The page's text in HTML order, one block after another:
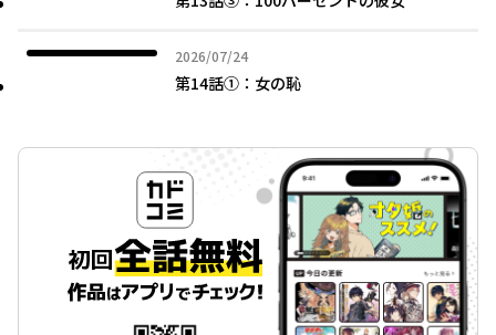
2026/07/24
2026年07月24日
第14話①：女の恥